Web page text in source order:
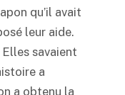
qu’il avait
leur aide.
savaient
a
a obtenu la